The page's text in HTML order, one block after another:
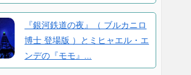
『銀河鉄道の夜』（ ブルカニロ
博士 登場版 ）とミヒャエル・エ
ンデの『モモ』...